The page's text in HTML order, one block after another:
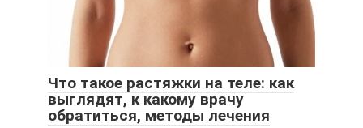
Что такое растяжки на теле: как
выглядят, к какому врачу
обратиться, методы лечения